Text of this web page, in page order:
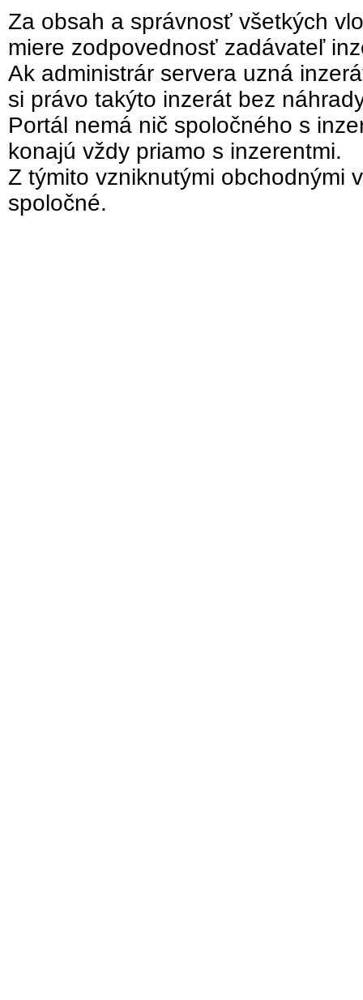
Za obsah a správnosť všetkých
miere zodpovednosť zadávateľ
Ak administrár servera uzná
si právo takýto inzerát bez
Portál nemá nič spoločného s
konajú vždy priamo s inzerentmi.
Z týmito vzniknutými obchodnými
spoločné.